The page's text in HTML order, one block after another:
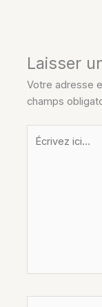
Laisser
Votre adresse
champs
Écrivez
ici…